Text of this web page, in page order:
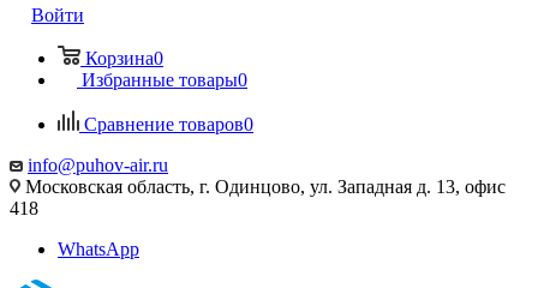
Войти
Корзина0
Избранные товары0
Сравнение товаров0
info@puhov-air.ru
Московская область, г. Одинцово, ул. Западная д. 13, офис
418
WhatsApp